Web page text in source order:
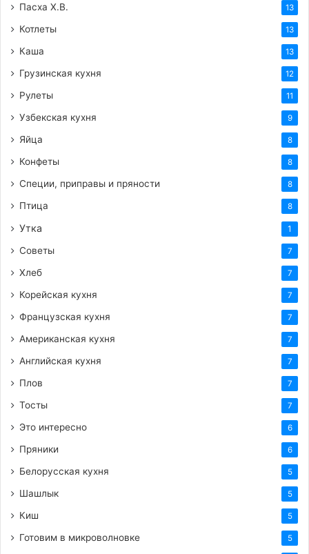
Пасха Х.В. 13
Котлеты 13
Каша 13
Грузинская кухня 12
Рулеты 11
Узбекская кухня 9
Яйца 8
Конфеты 8
Специи, приправы и пряности 8
Птица 8
Утка 1
Советы 7
Хлеб 7
Корейская кухня 7
Французская кухня 7
Американская кухня 7
Английская кухня 7
Плов 7
Тосты 7
Это интересно 6
Пряники 6
Белорусская кухня 5
Шашлык 5
Киш 5
Готовим в микроволновке 5